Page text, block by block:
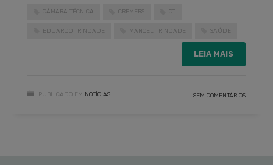
CÂMARA TÉCNICA CREMERS CT
EDUARDO TRINDADE MANOEL TRINDADE SAÚDE
LEIA MAIS
PUBLICADO EM NOTÍCIAS SEM COMENTÁRIOS